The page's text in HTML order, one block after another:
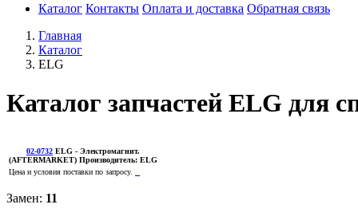
Каталог Контакты Оплата и доставка Обратная связь
Главная
Каталог
ELG
Каталог запчастей ELG для
02-0732 ELG - Электромагнит.
(AFTERMARKET) Производитель: ELG
Цена и условия поставки по запросу.
Замен: 11